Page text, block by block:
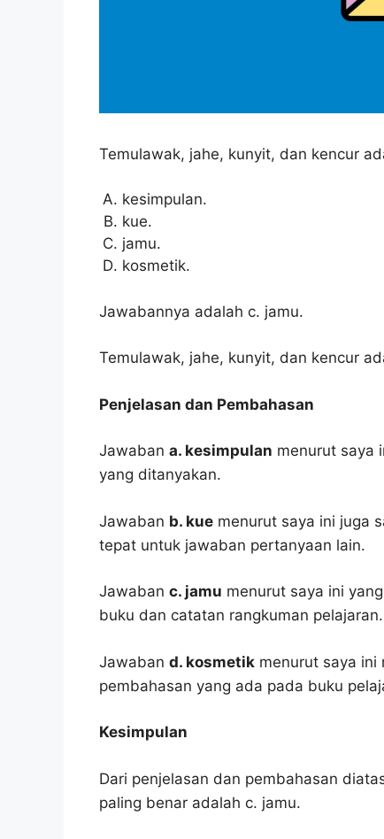
Temulawak, jahe, kunyit, dan kencur
kesimpulan.
kue.
jamu.
kosmetik.
Jawabannya adalah c. jamu.
Temulawak, jahe, kunyit, dan kencur
Penjelasan dan Pembahasan
Jawaban a. kesimpulan menurut saya
yang ditanyakan.
Jawaban b. kue menurut saya ini juga
tepat untuk jawaban pertanyaan lain.
Jawaban c. jamu menurut saya ini
buku dan catatan rangkuman pelajaran.
Jawaban d. kosmetik menurut saya ini
pembahasan yang ada pada buku
Kesimpulan
Dari penjelasan dan pembahasan
paling benar adalah c. jamu.